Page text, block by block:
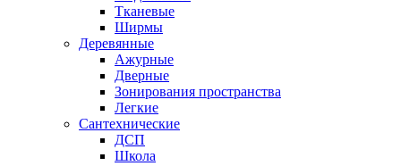
Тканевые
Ширмы
Деревянные
Ажурные
Дверные
Зонирования пространства
Легкие
Сантехнические
ДСП
Школа